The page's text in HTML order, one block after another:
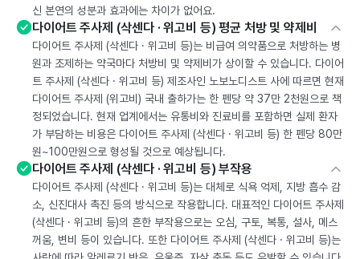
신 본연의 성분과 효과에는 차이가 없어요.
다이어트 주사제 (삭센다 · 위고비 등) 평균 처방 및 약제비
다이어트 주사제 (삭센다 · 위고비 등)는 비급여 의약품으로 처방하는 병
원과 조제하는 약국마다 처방비 및 약제비가 상이할 수 있습니다. 다이어
트 주사제 (삭센다 · 위고비 등) 제조사인 노보노디스트 사에 따르면 현재
다이어트 주사제 (위고비) 국내 출하가는 한 펜당 약 37만 2천원으로 책
정되었습니다. 현재 업계에서는 유통비와 진료비를 포함하면 실제 환자
가 부담하는 비용은 다이어트 주사제 (삭센다 · 위고비 등) 한 펜당 80만
원~100만원으로 형성될 것으로 예상됩니다.
다이어트 주사제 (삭센다 · 위고비 등) 부작용
다이어트 주사제 (삭센다 · 위고비 등)는 대체로 식욕 억제, 지방 흡수 감
소, 신진대사 촉진 등의 방식으로 작용합니다. 대표적인 다이어트 주사제
(삭센다 · 위고비 등)의 흔한 부작용으로는 오심, 구토, 복통, 설사, 메스
꺼움, 변비 등이 있습니다. 또한 다이어트 주사제 (삭센다 · 위고비 등)는